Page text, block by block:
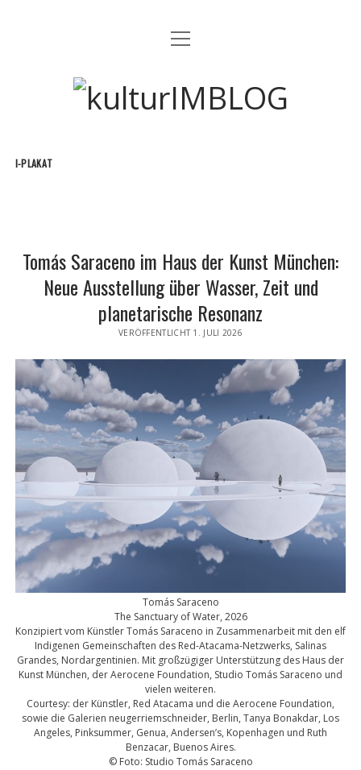
MUSIK
FILM
Menü
öffnen
kulturIMBLOG
I-PLAKAT
Tomás Saraceno im Haus der Kunst München:
Neue Ausstellung über Wasser, Zeit und
planetarische Resonanz
VERÖFFENTLICHT 1. JULI 2026
Tomás Saraceno
The Sanctuary of Water, 2026
Konzipiert vom Künstler Tomás Saraceno in Zusammenarbeit mit den elf
Indigenen Gemeinschaften des Red-Atacama-Netzwerks, Salinas
Grandes, Nordargentinien. Mit großzügiger Unterstützung des Haus der
Kunst München, der Aerocene Foundation, Studio Tomás Saraceno und
vielen weiteren.
Courtesy: der Künstler, Red Atacama und die Aerocene Foundation,
sowie die Galerien neugerriemschneider, Berlin, Tanya Bonakdar, Los
Angeles, Pinksummer, Genua, Andersen’s, Kopenhagen und Ruth
Benzacar, Buenos Aires.
© Foto: Studio Tomás Saraceno